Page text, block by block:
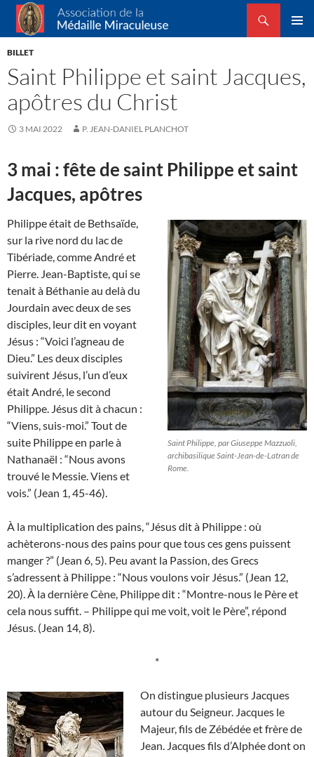
Association de la Médaille Miraculeuse
Recherche
ALLER
BILLET
Saint Philippe et saint Jacques,
apôtres du Christ
3 MAI 2022 P. JEAN-DANIEL PLANCHOT
3 mai : fête de saint Philippe et saint
Jacques, apôtres
Saint Philippe, par Giuseppe Mazzuoli,
archibasilique Saint-Jean-de-Latran de
Rome.
Philippe était de Bethsaïde,
sur la rive nord du lac de
Tibériade, comme André et
Pierre. Jean-Baptiste, qui se
tenait à Béthanie au delà du
Jourdain avec deux de ses
disciples, leur dit en voyant
Jésus : “Voici l’agneau de
Dieu.” Les deux disciples
suivirent Jésus, l’un d’eux
était André, le second
Philippe. Jésus dit à chacun :
“Viens, suis-moi.” Tout de
suite Philippe en parle à
Nathanaël : “Nous avons
trouvé le Messie. Viens et
vois.” (Jean 1, 45-46).
À la multiplication des pains, “Jésus dit à Philippe : où
achèterons-nous des pains pour que tous ces gens puissent
manger ?” (Jean 6, 5). Peu avant la Passion, des Grecs
s’adressent à Philippe : “Nous voulons voir Jésus.” (Jean 12,
20). À la dernière Cène, Philippe dit : “Montre-nous le Père et
cela nous suffit. – Philippe qui me voit, voit le Père”, répond
Jésus. (Jean 14, 8).
*
On distingue plusieurs Jacques
autour du Seigneur. Jacques le
Majeur, fils de Zébédée et frère de
Jean. Jacques fils d’Alphée dont on